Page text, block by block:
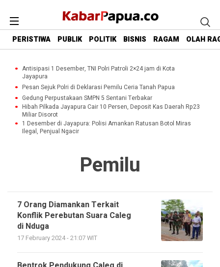
PERISTIWA PUBLIK POLITIK BISNIS RAGAM OLAH
Antisipasi 1 Desember, TNI Polri Patroli 2×24 jam di Kota
Jayapura
Pesan Sejuk Polri di Deklarasi Pemilu Ceria Tanah Papua
Gedung Perpustakaan SMPN 5 Sentani Terbakar
Hibah Pilkada Jayapura Cair 10 Persen, Deposit Kas Daerah Rp23
Miliar Disorot
1 Desember di Jayapura: Polisi Amankan Ratusan Botol Miras
Ilegal, Penjual Ngacir
Pemilu
7 Orang Diamankan Terkait
Konflik Perebutan Suara Caleg
di Nduga
17 February 2024 - 21:07 WIT